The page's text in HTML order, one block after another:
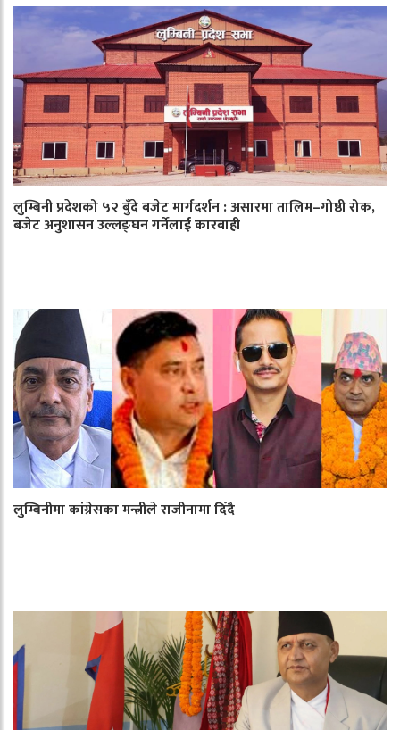
लुम्बिनी प्रदेशको ५२ बुँदे बजेट मार्गदर्शन : असारमा तालिम–गोष्ठी रोक,
बजेट अनुशासन उल्लङ्घन गर्नेलाई कारबाही
लुम्बिनीमा कांग्रेसका मन्त्रीले राजीनामा दिँदै